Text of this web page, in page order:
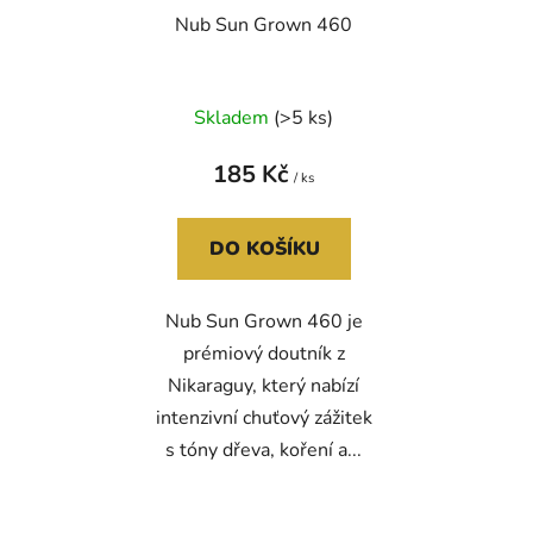
Nub Sun Grown 460
Skladem (>5 ks)
185 Kč / ks
DO KOŠÍKU
Nub Sun Grown 460 je
prémiový doutník z
Nikaraguy, který nabízí
intenzivní chuťový zážitek
s tóny dřeva, koření a...